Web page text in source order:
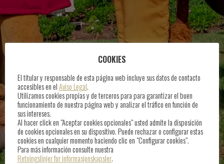
COOKIES
El titular y responsable de esta página web incluye sus datos de contacto
accesibles en elAviso Legal.
Utilizamos cookies propias y de terceros para para garantizar el buen
funcionamiento de nuestra página web y analizar el tráfico en función de
sus intereses.
Al hacer click en "Aceptar cookies opcionales" usted admite la disposición
de cookies opcionales en su dispositivo. Puede rechazar o configurar estas
cookies en cualquier momento haciendo clic en "Configurar cookies".
Para más información consulte nuestra
Retningslinjer for informasjonskapsler.